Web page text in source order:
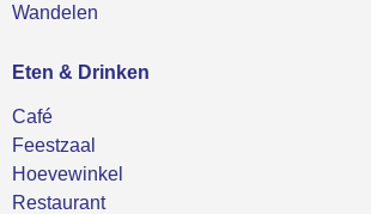
Wandelen
Eten & Drinken
Café
Feestzaal
Hoevewinkel
Restaurant